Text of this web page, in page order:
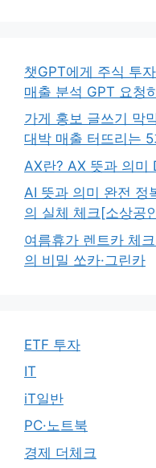
챗GPT에게 주식 투
매출 분석 GPT 요청
가게 홍보 글쓰기 막
대박 매출 터뜨리는
AX란? AX 뜻과 의미
AI 뜻과 의미 완전 정
의 실체 체크[소상공
여름휴가 렌트카 체
의 비밀 쏘카·그린카
ETF 투자
IT
iT일반
PC·노트북
경제 더체크